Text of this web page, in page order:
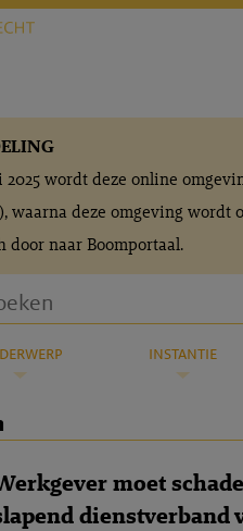
wordt deze online
), waarna deze omgeving wordt
door naar Boomportaal.
instantie
moet
dienstverband